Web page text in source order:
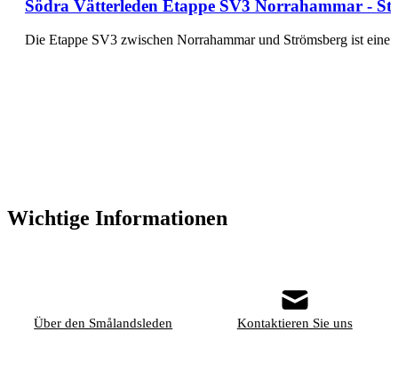
Södra Vätterleden Etappe SV3 Norrahammar -
Die Etappe SV3 zwischen Norrahammar und Strömsberg ist
Wichtige Informationen
Über den Smålandsleden Kontaktieren Sie uns